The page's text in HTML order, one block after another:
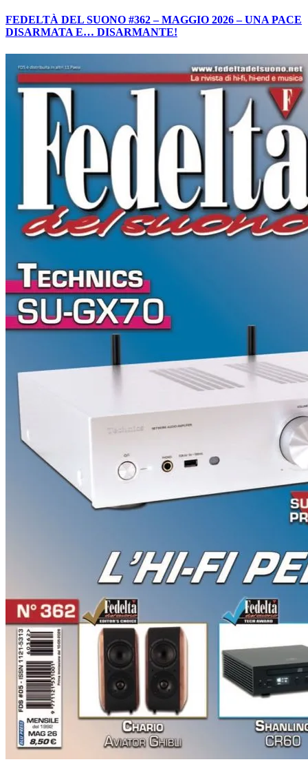
FEDELTÀ DEL SUONO #362 – MAGGIO 2026 – UNA PACE
DISARMATA E… DISARMANTE!